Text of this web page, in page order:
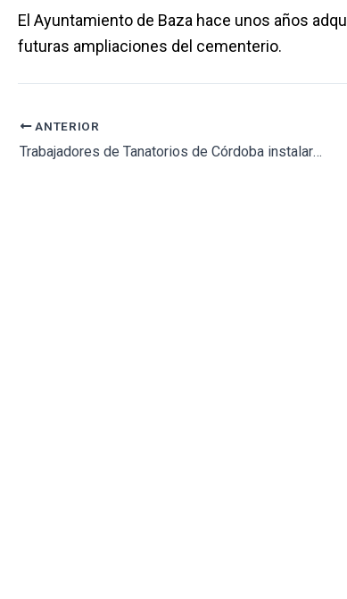
El Ayuntamiento de Baza hace unos años
futuras ampliaciones del cementerio.
ANTERIOR
Trabajadores de Tanatorios de Córdoba instalarán ante el Ayuntamiento una «capilla ardiente por el empleo»